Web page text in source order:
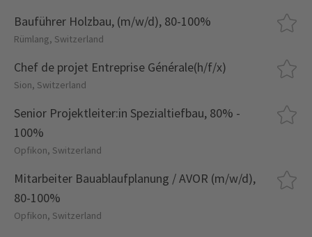
Bauführer Holzbau, (m/w/d), 80-100%
Rümlang, Switzerland
Chef de projet Entreprise Générale(h/f/x)
Sion, Switzerland
Senior Projektleiter:in Spezialtiefbau, 80% -
100%
Opfikon, Switzerland
Mitarbeiter Bauablaufplanung / AVOR (m/w/d),
80-100%
Opfikon, Switzerland